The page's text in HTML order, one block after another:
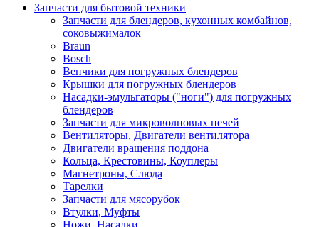
Запчасти для бытовой техники
Запчасти для блендеров, кухонных комбайнов,
соковыжималок
Braun
Bosch
Венчики для погружных блендеров
Крышки для погружных блендеров
Насадки-эмульгаторы ("ноги") для погружных
блендеров
Запчасти для микроволновых печей
Вентиляторы, Двигатели вентилятора
Двигатели вращения поддона
Кольца, Крестовины, Коуплеры
Магнетроны, Слюда
Тарелки
Запчасти для мясорубок
Втулки, Муфты
Ножи, Насадки